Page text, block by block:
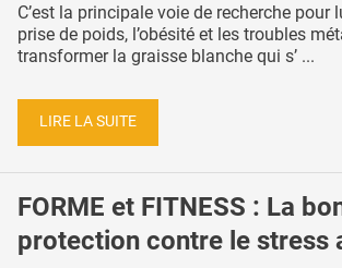
C’est la principale voie de recherche pour
prise de poids, l’obésité et les troubles
transformer la graisse blanche qui s’ ...
LIRE LA SUITE
FORME et FITNESS : La
protection contre le stress